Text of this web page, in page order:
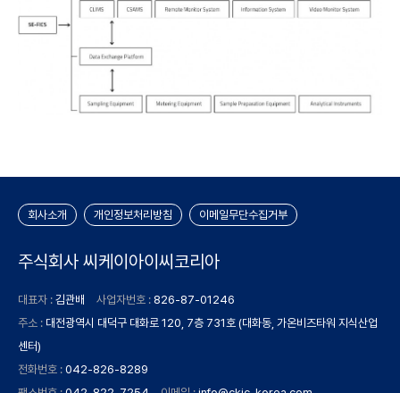
회사소개 개인정보처리방침 이메일무단수집거부
주식회사 씨케이아이씨코리아
대표자 : 김관배 사업자번호 : 826-87-01246
주소 : 대전광역시 대덕구 대화로 120, 7층 731호 (대화동, 가온비즈타워 지식산업
센터)
전화번호 : 042-826-8289